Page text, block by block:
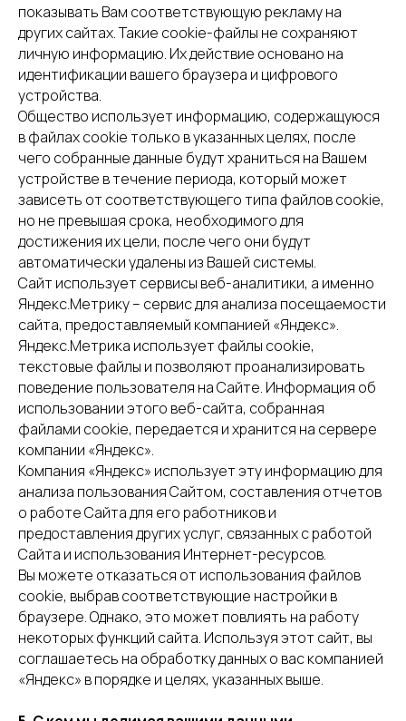
показывать Вам соответствующую рекламу на
других сайтах. Такие cookie-файлы не сохраняют
личную информацию. Их действие основано на
идентификации вашего браузера и цифрового
устройства.
Общество использует информацию, содержащуюся
в файлах cookie только в указанных целях, после
чего собранные данные будут храниться на Вашем
устройстве в течение периода, который может
зависеть от соответствующего типа файлов cookie,
но не превышая срока, необходимого для
достижения их цели, после чего они будут
автоматически удалены из Вашей системы.
Сайт использует сервисы веб-аналитики, а именно
Яндекс.Метрику – сервис для анализа посещаемости
сайта, предоставляемый компанией «Яндекс».
Яндекс.Метрика использует файлы cookie,
текстовые файлы и позволяют проанализировать
поведение пользователя на Сайте. Информация об
использовании этого веб-сайта, собранная
файлами cookie, передается и хранится на сервере
компании «Яндекс».
Компания «Яндекс» использует эту информацию для
анализа пользования Сайтом, составления отчетов
о работе Сайта для его работников и
предоставления других услуг, связанных с работой
Сайта и использования Интернет-ресурсов.
Вы можете отказаться от использования файлов
cookie, выбрав соответствующие настройки в
браузере. Однако, это может повлиять на работу
некоторых функций сайта. Используя этот сайт, вы
соглашаетесь на обработку данных о вас компанией
«Яндекс» в порядке и целях, указанных выше.